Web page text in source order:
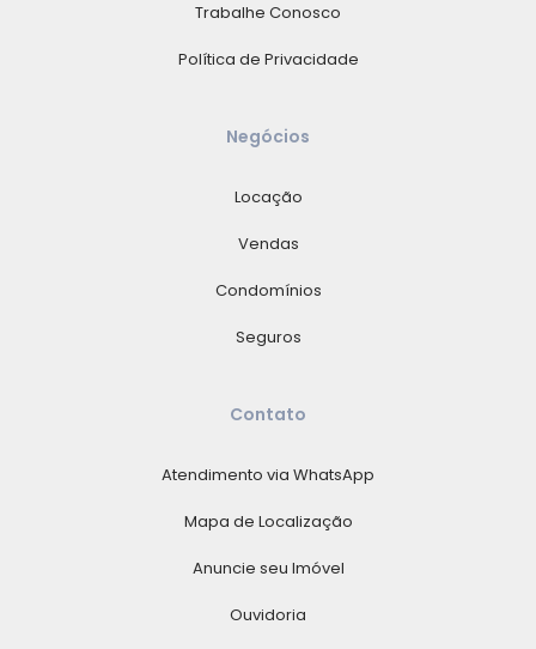
Trabalhe Conosco
Política de Privacidade
Negócios
Locação
Vendas
Condomínios
Seguros
Contato
Atendimento via WhatsApp
Mapa de Localização
Anuncie seu Imóvel
Ouvidoria